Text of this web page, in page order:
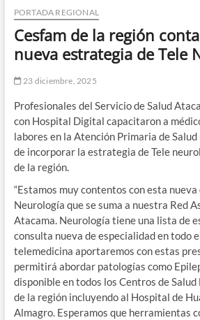
PORTADA REGIONAL
Cesfam de la región
nueva estrategia de Tele
23 diciembre, 2025
Profesionales del Servicio de Salud
con Hospital Digital capacitaron a
labores en la Atención Primaria de
de incorporar la estrategia de Tele
de la región.
“Estamos muy contentos con esta
Neurología que se suma a nuestra Red
Atacama. Neurología tiene una lista de
consulta nueva de especialidad en todo
telemedicina aportaremos con estas
permitirá abordar patologías como
disponible en todos los Centros de Salud
de la región incluyendo al Hospital de
Almagro. Esperamos que herramientas